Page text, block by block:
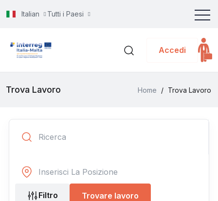
Italian Tutti i Paesi
Accedi
Trova Lavoro Home / Trova Lavoro
Filtro Trovare lavoro